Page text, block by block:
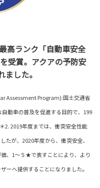
高ランク「自動車安全
受賞。アクアの予防安
した。
Assessment Program):国土交通省
動車の普及を促進する目的で、199
2. 2019年度までは、衝突安全性能
たが、2020年度から、衝突安全、
、1〜５★で表すことにより、より
ーへ提供することになりました。